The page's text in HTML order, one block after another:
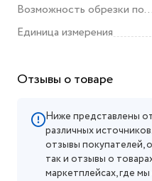
устройство
Возможность обрезки по
ширине
Единица измерения
Отзывы о товаре
Ниже представлены
различных
отзывы покупателей,
так и отзывы о
маркетплейсах, где